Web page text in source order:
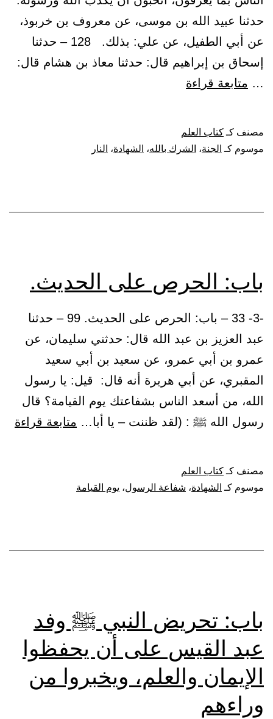
حدثنا عبيد الله بن موسى، عن معروف بن خربوذ،
عن أبي الطفيل، عن علي: بذلك. 128 – حدثنا
إسحاق بن إبراهيم قال: حدثنا معاذ بن هشام قال:
… متابعة قراءة
بالعلم
يفهموا.
مصنف كـ كتاب العلم
موسوم كـ الجنة، الشرك بالله، الشهادة، النار
باب: الحرص على الحديث.
-3- 33 – باب: الحرص على الحديث. 99 – حدثنا
عبد العزيز بن عبد الله قال: حدثني سليمان، عن
عمرو بن أبي عمرو، عن سعيد بن أبي سعيد
المقبري، عن أبي هريرة أنه قال: قيل: يا رسول
الله، من أسعد الناس بشفاعتك يوم القيامة؟ قال
رسول الله ﷺ : (لقد ظننت – يا أبا… متابعة قراءة
مصنف كـ كتاب العلم
موسوم كـ الشهادة، شفاعة الرسول، يوم القيامة
باب: تحريض النبي ﷺ وفد
عبد القيس على أن يحفظوا
الإيمان والعلم، ويخبروا من
وراءهم